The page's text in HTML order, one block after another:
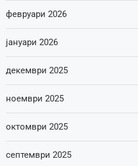
февруари 2026
јануари 2026
декември 2025
ноември 2025
октомври 2025
септември 2025